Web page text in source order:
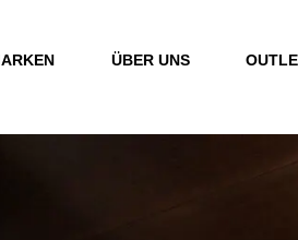
ÜBER UNS